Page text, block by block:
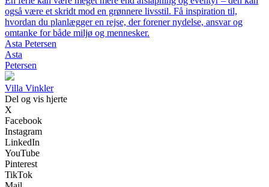
også være et skridt mod en grønnere livsstil. Få inspiration til,
hvordan du planlægger en rejse, der forener nydelse, ansvar og
omtanke for både miljø og mennesker.
Asta Petersen
Asta
Petersen
Villa Vinkler
Del og vis hjerte
X
Facebook
Instagram
LinkedIn
YouTube
Pinterest
TikTok